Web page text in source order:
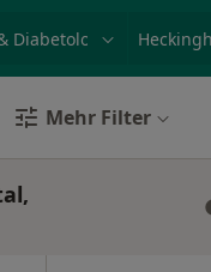
Mehr Filter